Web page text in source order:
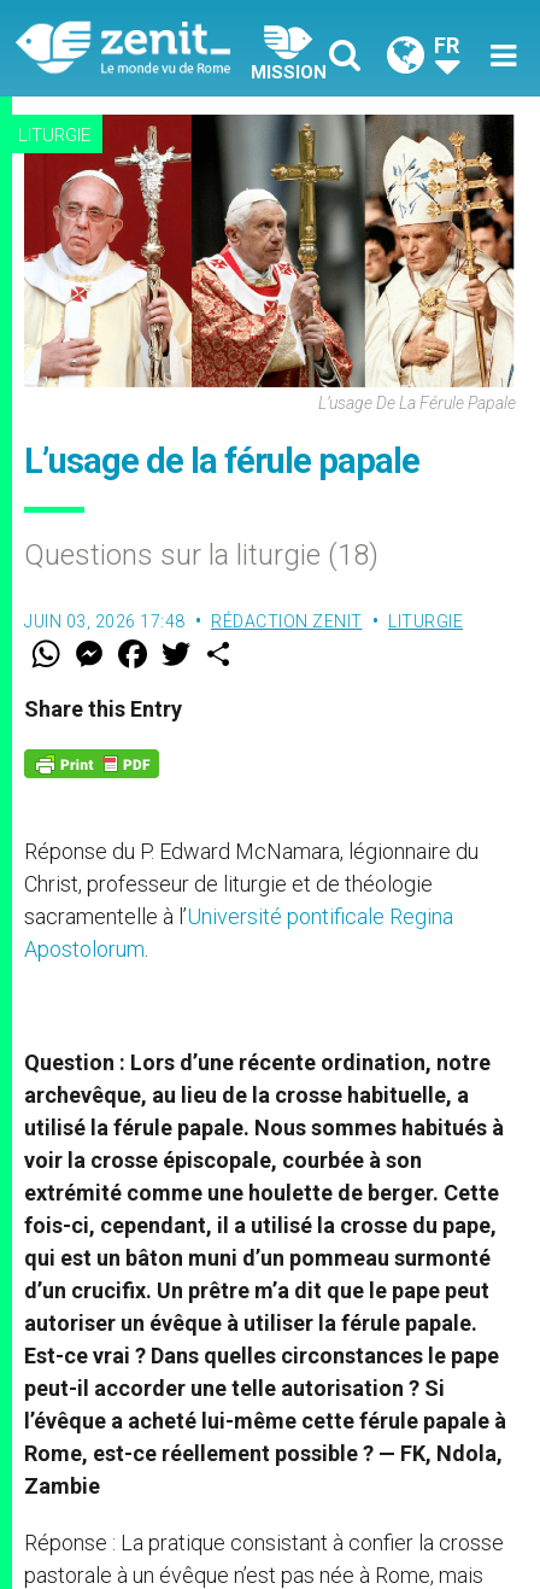
MISSION
FR
LITURGIE
L’usage De La Férule Papale
L’usage de la férule papale
Questions sur la liturgie (18)
JUIN 03, 2026 17:48 RÉDACTION ZENIT LITURGIE
W
t
s
p
p
M
e
s
e
g
e
F
a
e
b
o
k
w
Share this Entry
Réponse du P. Edward McNamara, légionnaire du
Christ, professeur de liturgie et de théologie
sacramentelle à l’Université pontificale Regina
Apostolorum
Question : Lors d’une récente ordination, notre
archevêque, au lieu de la crosse habituelle, a
utilisé la férule papale. Nous sommes habitués à
voir la crosse épiscopale, courbée à son
extrémité comme une houlette de berger. Cette
fois-ci, cependant, il a utilisé la crosse du pape,
qui est un bâton muni d’un pommeau surmonté
d’un crucifix. Un prêtre m’a dit que le pape peut
autoriser un évêque à utiliser la férule papale.
Est-ce vrai ? Dans quelles circonstances le pape
peut-il accorder une telle autorisation ? Si
l’évêque a acheté lui-même cette férule papale à
Rome, est-ce réellement possible ? — FK, Ndola,
Zambie
Réponse : La pratique consistant à confier la crosse
pastorale à un évêque n’est pas née à Rome, mais